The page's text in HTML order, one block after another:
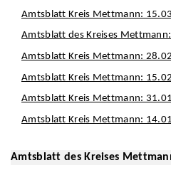
Amtsblatt Kreis Mettmann:
Amtsblatt des Kreises
Amtsblatt Kreis Mettmann:
Amtsblatt Kreis Mettmann:
Amtsblatt Kreis Mettmann:
Amtsblatt Kreis Mettmann:
Amtsblatt des Kreises